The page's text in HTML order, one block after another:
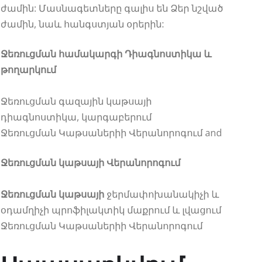
ժամին: Մասնագետները գալիս են Ձեր նշված
ժամին, նաև հանգստյան օրերին:
Ջեռուցման համակարգի Դիագնոստիկա և
թողարկում
Ջեռուցման գազային կաթսայի
դիագնոստիկա, կարգաբերում
Ջեռուցման Կաթսաներիի Վերանորոգում and
Ջեռուցման կաթսայի Վերանորոգում
Ջեռուցման կաթսայի ջերմափոխանակիչի և
օդամղիչի պրոֆիլակտիկ մաքրում և լվացում
Ջեռուցման Կաթսաներիի Վերանորոգում